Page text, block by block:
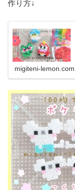
作り方↓
migiteni-lemon.com